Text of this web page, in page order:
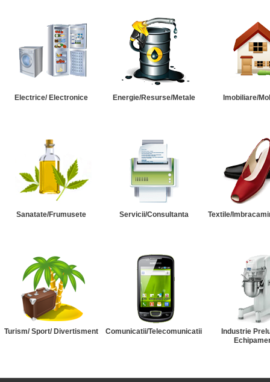
Electrice/ Electronice Energie/Resurse/Metale Imobiliare/
Sanatate/Frumusete Servicii/Consultanta Textile/
Turism/ Sport/ Divertisment Comunicatii/Telecomunicatii
Industrie